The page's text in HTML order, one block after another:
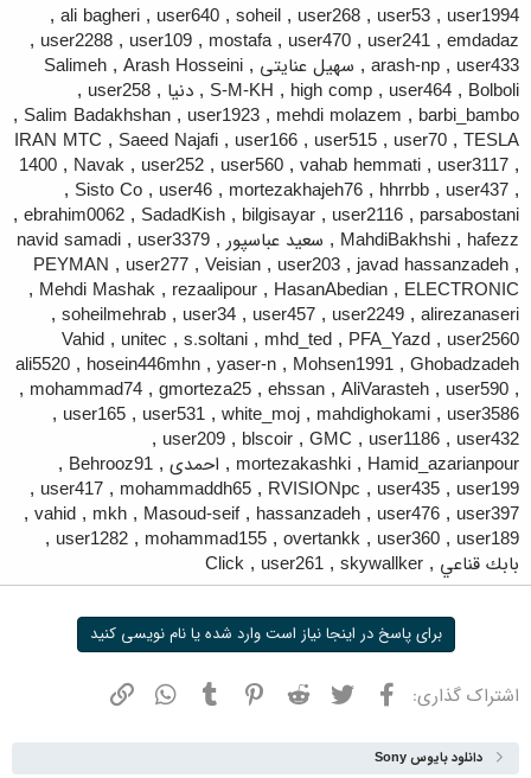
user1994
,
user53
,
user268
,
soheil
,
user640
,
ali bagheri
,
emdadaz
,
user241
,
user470
,
mostafa
,
user109
,
user2288
,
user433
,
arash-np
, سهیل عنایتی ,
Arash Hosseini
,
Salimeh
Bolboli
,
user464
,
high comp
,
S-M-KH
, دنیا ,
user258
,
barbi_bambo
,
mehdi molazem
,
user1923
,
Salim Badakhshan
,
TESLA
,
user70
,
user515
,
user166
,
Saeed Najafi
,
IRAN MTC
,
user3117
,
vahab hemmati
,
user560
,
user252
,
Navak
,
1400
,
user437
,
hhrrbb
,
mortezakhajeh76
,
user46
,
Sisto Co
,
parsabostani
,
user2116
,
bilgisayar
,
SadadKish
,
ebrahim0062
,
hafezz
,
MahdiBakhshi
, سعید عباسپور ,
user3379
,
navid samadi
,
javad hassanzadeh
,
user203
,
Veisian
,
user277
,
PEYMAN
ELECTRONIC
,
HasanAbedian
,
rezaalipour
,
Mehdi Mashak
,
alirezanaseri
,
user2249
,
user457
,
user34
,
soheilmehrab
,
user2560
,
PFA_Yazd
,
mhd_ted
,
s.soltani
,
unitec
,
Vahid
Ghobadzadeh
,
Mohsen1991
,
yaser-n
,
hosein446mhn
,
ali5520
,
user590
,
AliVarasteh
,
ehssan
,
gmorteza25
,
mohammad74
,
user3586
,
mahdighokami
,
white_moj
,
user531
,
user165
,
user432
,
user1186
,
GMC
,
blscoir
,
user209
,
Hamid_azarianpour
,
mortezakashki
, احمدی ,
Behrooz91
,
user199
,
user435
,
RVISIONpc
,
mohammaddh65
,
user417
,
user397
,
user476
,
hassanzadeh
,
Masoud-seif
,
mkh
,
vahid
,
user189
,
user360
,
overtankk
,
mohammad155
,
user1282
,
بابك قناعي ,
skywallker
,
user261
,
Click
برای پاسخ در اینجا نیاز است وارد شده یا نام نویسی کنید
اشتراک گذاری: فیسبوک توییتر ردیت پینترستتامبلر واتسپ
دانلود بایوس Sony